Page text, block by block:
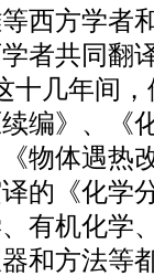
西方学者
者共同翻
几年间，
编》、《
物体遇热
的《化学
有机化学
和方法等